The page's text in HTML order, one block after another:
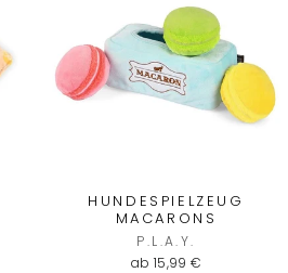
HUNDESPIELZEUG
MACARONS
P.L.A.Y.
ab 15,99 €